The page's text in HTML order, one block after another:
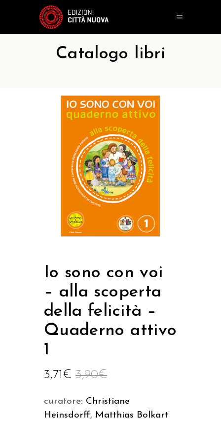
Catalogo libri
Io sono con voi
– alla scoperta
della felicità –
Quaderno attivo
1
3,90€
3,71€
curatore: Christiane
Heinsdorff, Matthias Bolkart